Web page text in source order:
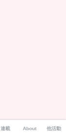
連載 About 他活動